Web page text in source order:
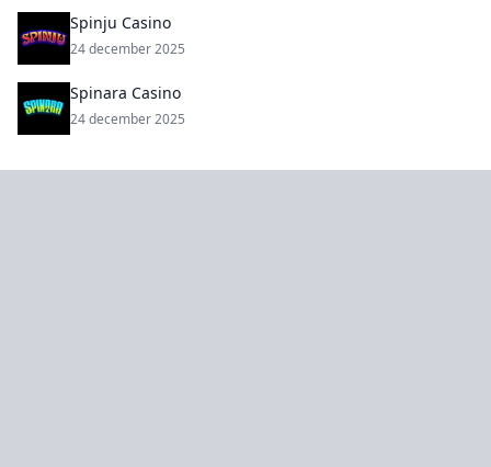
Spinju Casino
24 december 2025
Spinara Casino
24 december 2025